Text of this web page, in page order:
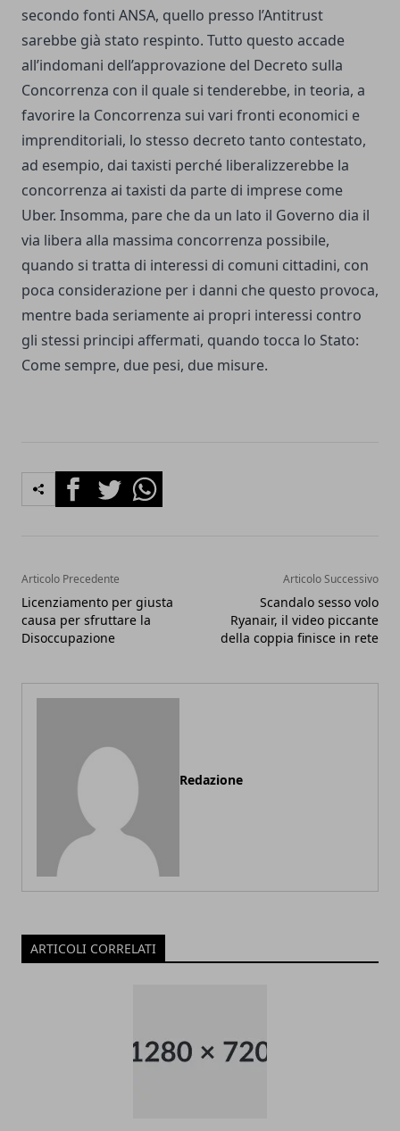
secondo fonti ANSA, quello presso l’Antitrust
sarebbe già stato respinto. Tutto questo accade
all’indomani dell’approvazione del Decreto sulla
Concorrenza con il quale si tenderebbe, in teoria, a
favorire la Concorrenza sui vari fronti economici e
imprenditoriali, lo stesso decreto tanto contestato,
ad esempio, dai taxisti perché liberalizzerebbe la
concorrenza ai taxisti da parte di imprese come
Uber. Insomma, pare che da un lato il Governo dia il
via libera alla massima concorrenza possibile,
quando si tratta di interessi di comuni cittadini, con
poca considerazione per i danni che questo provoca,
mentre bada seriamente ai propri interessi contro
gli stessi principi affermati, quando tocca lo Stato:
Come sempre, due pesi, due misure.
FacebookTwitterWhatsapp
Articolo Precedente
Licenziamento per giusta
causa per sfruttare la
Disoccupazione
Articolo Successivo
Scandalo sesso volo
Ryanair, il video piccante
della coppia finisce in rete
Redazione
ARTICOLI CORRELATI